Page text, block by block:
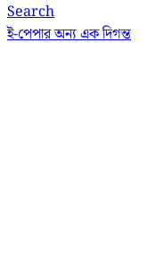
Search
ই-পেপারঅন্য এক দিগন্ত